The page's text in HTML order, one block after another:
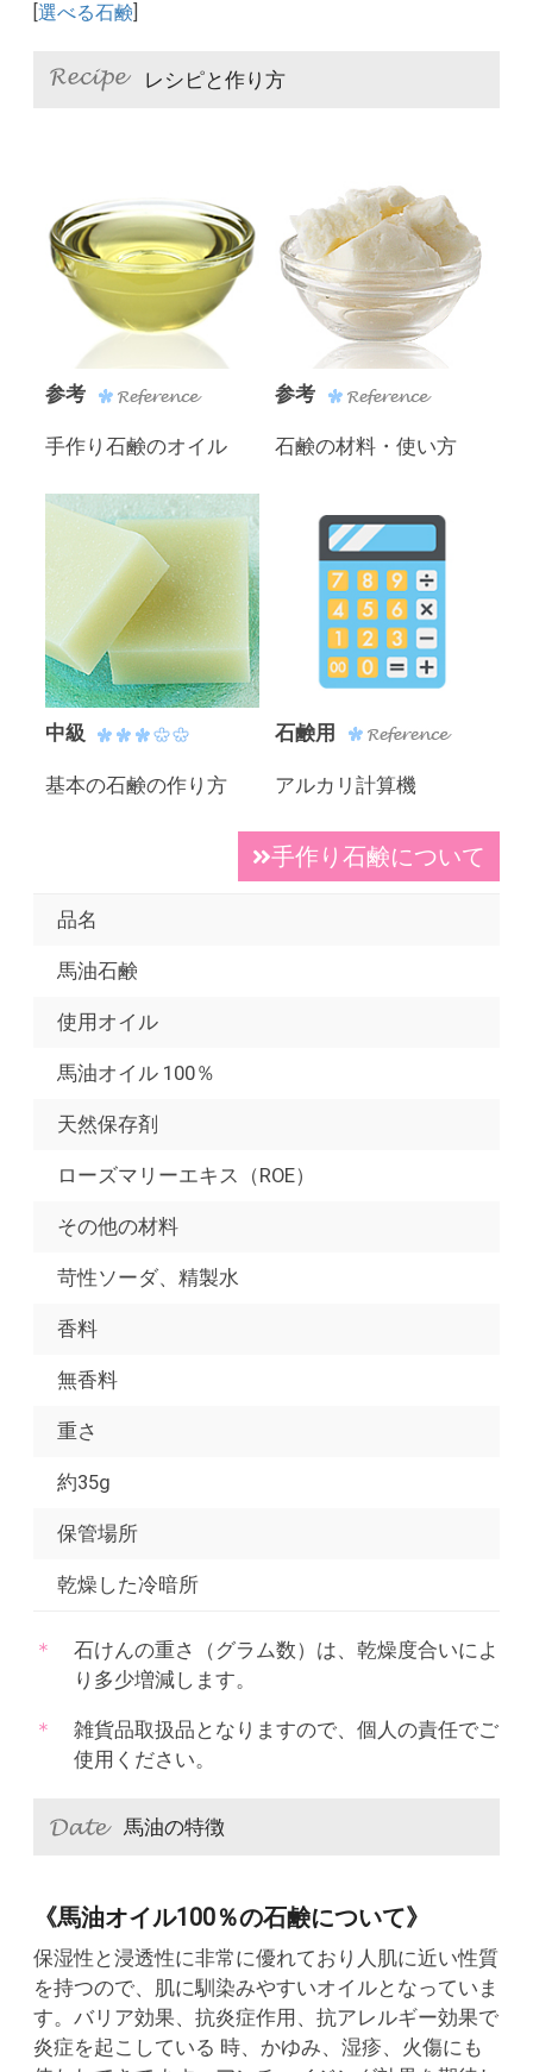
選べる石鹸
レシピと作り方
参考
手作り石鹸のオイル
参考
石鹸の材料・使い方
中級
基本の石鹸の作り方
石鹸用
アルカリ計算機
手作り石鹸について
品名
馬油石鹸
使用オイル
馬油オイル 100％
天然保存剤
ローズマリーエキス（ROE）
その他の材料
苛性ソーダ、精製水
香料
無香料
重さ
約35g
保管場所
乾燥した冷暗所
石けんの重さ（グラム数）は、乾燥度合いによ
り多少増減します。
雑貨品取扱品となりますので、個人の責任でご
使用ください。
馬油の特徴
《馬油オイル100％の石鹸について》
保湿性と浸透性に非常に優れており人肌に近い性質
を持つので、肌に馴染みやすいオイルとなっていま
す。バリア効果、抗炎症作用、抗アレルギー効果で
炎症を起こしている 時、かゆみ、湿疹、火傷にも